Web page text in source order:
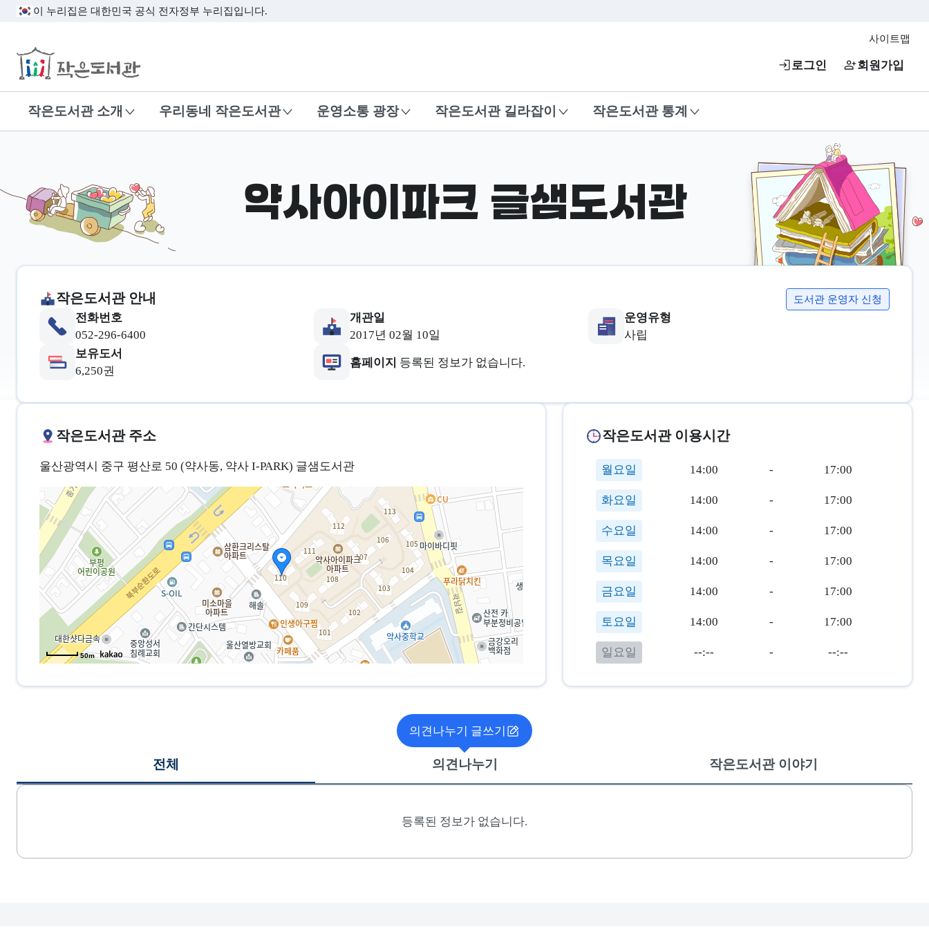
이 누리집은 대한민국 공식 전자정부 누리집입니다.
사이트맵
작은도서관 로그인 회원가입
작은도서관 소개 우리동네 작은도서관 운영소통 광장 작은도서관 길라잡이 작은도서관 통계
약사아이파크 글샘도서관
작은도서관 안내 도서관 운영자 신청
전화번호
052-296-6400
개관일
2017년 02월 10일
운영유형
사립
보유도서
6,250권
홈페이지 등록된 정보가 없습니다.
작은도서관 주소
울산광역시 중구 평산로 50 (약사동, 약사 I-PARK) 글샘도서관
50m
작은도서관 이용시간
월요일 14:00 - 17:00
화요일 14:00 - 17:00
수요일 14:00 - 17:00
목요일 14:00 - 17:00
금요일 14:00 - 17:00
토요일 14:00 - 17:00
일요일 --:-- - --:--
의견나누기 글쓰기
전체 의견나누기 작은도서관 이야기
게시글 목록
등록된 정보가 없습니다.